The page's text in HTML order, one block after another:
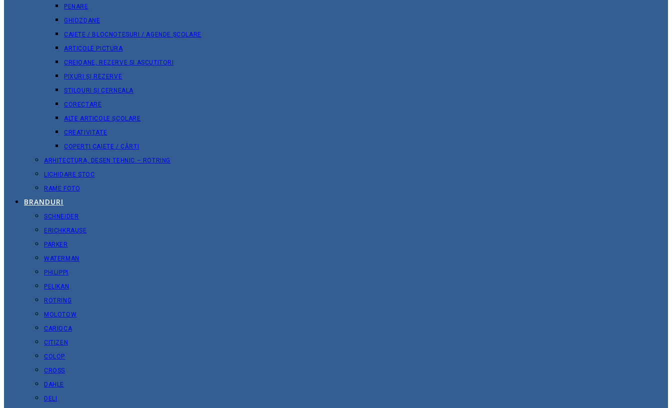
PENARE
GHIOZDANE
CAIETE / BLOCNOTESURI / AGENDE ȘCOLARE
ARTICOLE PICTURA
CREIOANE, REZERVE ȘI ASCUȚITORI
PIXURI ȘI REZERVE
STILOURI ȘI CERNEALA
CORECTARE
ALTE ARTICOLE ȘCOLARE
CREATIVITATE
COPERȚI CAIETE / CĂRȚI
ARHITECTURA, DESEN TEHNIC – ROTRING
LICHIDARE STOC
RAME FOTO
BRANDURI
SCHNEIDER
ERICHKRAUSE
PARKER
WATERMAN
PHILIPPI
PELIKAN
ROTRING
MOLOTOW
CARIOCA
CITIZEN
COLOP
CROSS
DAHLE
DELI